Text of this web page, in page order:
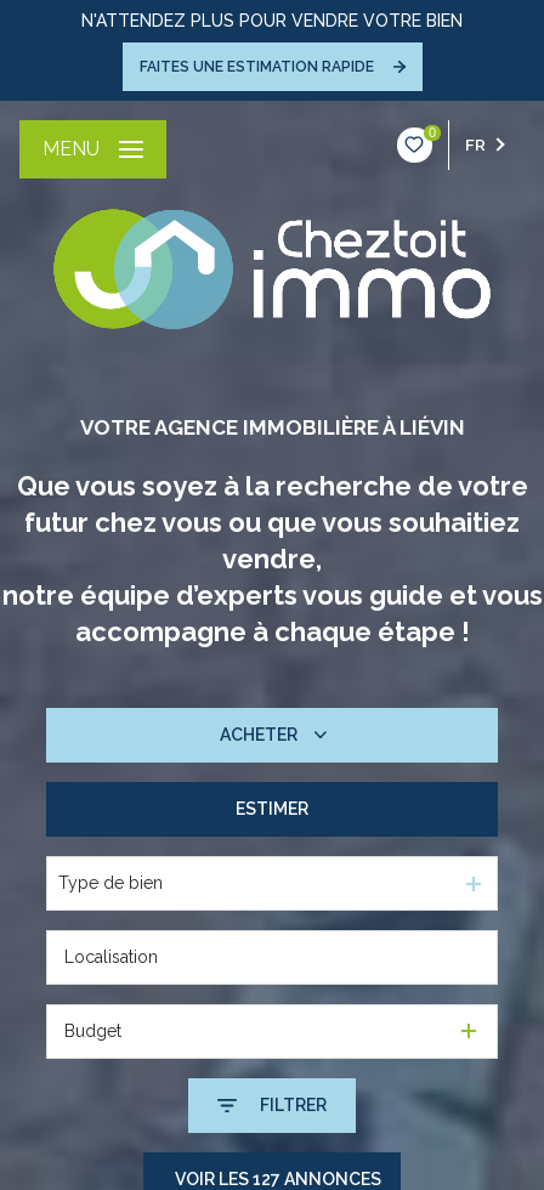
N'ATTENDEZ PLUS POUR VENDRE VOTRE BIEN
FAITES UNE ESTIMATION RAPIDE
0
FR
MENU
VOTRE AGENCE IMMOBILIÈRE À LIÉVIN
Que vous soyez à la recherche de votre
futur chez vous ou que vous souhaitiez
vendre,
notre équipe d’experts vous guide et vous
accompagne à chaque étape !
ACHETER
ESTIMER
Type de bien
Budget
FILTRER
VOIR LES127 ANNONCES